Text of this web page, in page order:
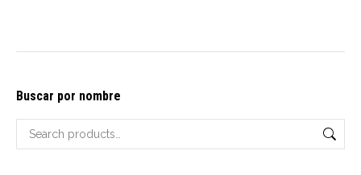
options
chosen
on
Buscar por nombre